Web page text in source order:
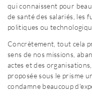
qui connaissent pour
de santé des salariés, les
politiques ou
Concrètement, tout cela
sens de nos missions,
actes et des
proposée sous le prisme
condamne beaucoup